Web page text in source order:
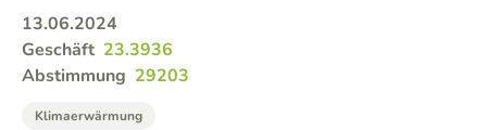
13.06.2024
Geschäft 23.3936
Abstimmung 29203
Klimaerwärmung